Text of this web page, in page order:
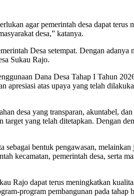
agar pemerintah desa dapat
desa,” katanya.
Desa setempat. Dengan
Sukau Rajo.
Dana Desa Tahap I Tahun
atas upaya yang telah
desa yang transparan, akuntabel,
yang telah ditetapkan. Dengan
bentuk pengawasan,
kecamatan, pemerintah desa, serta
dapat terus meningkatkan
program pembangunan pada tahap